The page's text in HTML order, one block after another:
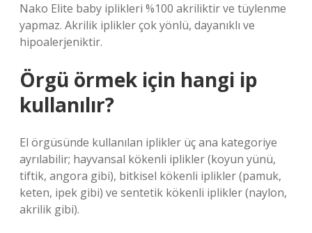
Nako Elite baby iplikleri %100 akriliktir ve tüylenme
yapmaz. Akrilik iplikler çok yönlü, dayanıklı ve
hipoalerjeniktir.
Örgü örmek için hangi ip
kullanılır?
El örgüsünde kullanılan iplikler üç ana kategoriye
ayrılabilir; hayvansal kökenli iplikler (koyun yünü,
tiftik, angora gibi), bitkisel kökenli iplikler (pamuk,
keten, ipek gibi) ve sentetik kökenli iplikler (naylon,
akrilik gibi).